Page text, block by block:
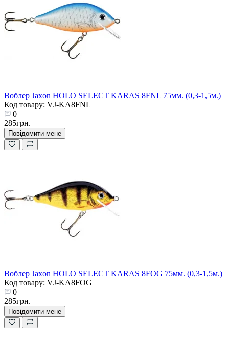
Воблер Jaxon HOLO SELECT KARAS 8FNL 75мм. (0,3-1,5м.)
Код товару: VJ-KA8FNL
0
285грн.
Повідомити мене
Воблер Jaxon HOLO SELECT KARAS 8FOG 75мм. (0,3-1,5м.)
Код товару: VJ-KA8FOG
0
285грн.
Повідомити мене